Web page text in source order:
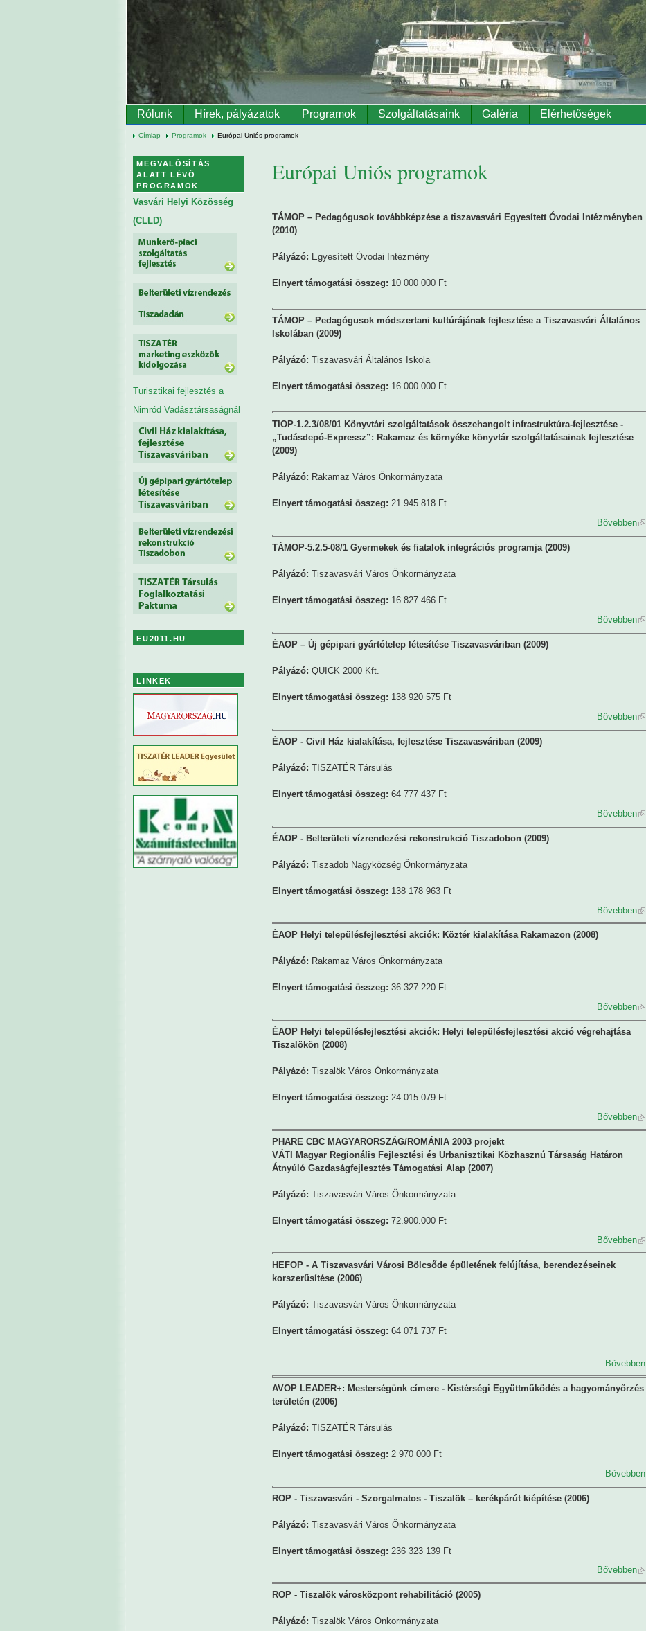
Ugrás a tartalomra
Rólunk Hírek, pályázatok Programok Szolgáltatásaink Galéria Elérhetőségek
Címlap Programok Európai Uniós programok
Európai Uniós programok
TÁMOP – Pedagógusok továbbképzése a tiszavasvári Egyesített Óvodai Intézményben
(2010)
Pályázó: Egyesített Óvodai Intézmény
Elnyert támogatási összeg: 10 000 000 Ft
TÁMOP – Pedagógusok módszertani kultúrájának fejlesztése a Tiszavasvári Általános
Iskolában (2009)
Pályázó: Tiszavasvári Általános Iskola
Elnyert támogatási összeg: 16 000 000 Ft
TIOP-1.2.3/08/01 Könyvtári szolgáltatások összehangolt infrastruktúra-fejlesztése -
„Tudásdepó-Expressz”: Rakamaz és környéke könyvtár szolgáltatásainak fejlesztése
(2009)
Pályázó: Rakamaz Város Önkormányzata
Elnyert támogatási összeg: 21 945 818 Ft
Bővebben
TÁMOP-5.2.5-08/1 Gyermekek és fiatalok integrációs programja (2009)
Pályázó: Tiszavasvári Város Önkormányzata
Elnyert támogatási összeg: 16 827 466 Ft
Bővebben
ÉAOP – Új gépipari gyártótelep létesítése Tiszavasváriban (2009)
Pályázó: QUICK 2000 Kft.
Elnyert támogatási összeg: 138 920 575 Ft
Bővebben
ÉAOP - Civil Ház kialakítása, fejlesztése Tiszavasváriban (2009)
Pályázó: TISZATÉR Társulás
Elnyert támogatási összeg: 64 777 437 Ft
Bővebben
ÉAOP - Belterületi vízrendezési rekonstrukció Tiszadobon (2009)
Pályázó: Tiszadob Nagyközség Önkormányzata
Elnyert támogatási összeg: 138 178 963 Ft
Bővebben
ÉAOP Helyi településfejlesztési akciók: Köztér kialakítása Rakamazon (2008)
Pályázó: Rakamaz Város Önkormányzata
Elnyert támogatási összeg: 36 327 220 Ft
Bővebben
ÉAOP Helyi településfejlesztési akciók: Helyi településfejlesztési akció végrehajtása
Tiszalökön (2008)
Pályázó: Tiszalök Város Önkormányzata
Elnyert támogatási összeg: 24 015 079 Ft
Bővebben
PHARE CBC MAGYARORSZÁG/ROMÁNIA 2003 projekt
VÁTI Magyar Regionális Fejlesztési és Urbanisztikai Közhasznú Társaság Határon
Átnyúló Gazdaságfejlesztés Támogatási Alap (2007)
Pályázó: Tiszavasvári Város Önkormányzata
Elnyert támogatási összeg: 72.900.000 Ft
Bővebben
HEFOP - A Tiszavasvári Városi Bölcsőde épületének felújítása, berendezéseinek
korszerűsítése (2006)
Pályázó: Tiszavasvári Város Önkormányzata
Elnyert támogatási összeg: 64 071 737 Ft
Bővebben
AVOP LEADER+: Mesterségünk címere - Kistérségi Együttműködés a hagyományőrzés
területén (2006)
Pályázó: TISZATÉR Társulás
Elnyert támogatási összeg: 2 970 000 Ft
Bővebben
ROP - Tiszavasvári - Szorgalmatos - Tiszalök – kerékpárút kiépítése (2006)
Pályázó: Tiszavasvári Város Önkormányzata
Elnyert támogatási összeg: 236 323 139 Ft
Bővebben
ROP - Tiszalök városközpont rehabilitáció (2005)
Pályázó: Tiszalök Város Önkormányzata
MEGVALÓSÍTÁS
ALATT LÉVŐ
PROGRAMOK
Vasvári Helyi Közösség
(CLLD)
Turisztikai fejlesztés a
Nimród Vadásztársaságnál
EU2011.HU
LINKEK